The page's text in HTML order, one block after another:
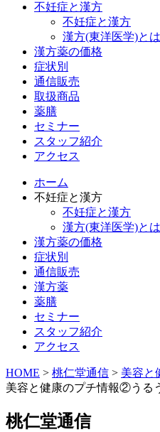
不妊症と漢方
不妊症と漢方
漢方(東洋医学)とは
漢方薬の価格
症状別
通信販売
取扱商品
薬膳
セミナー
スタッフ紹介
アクセス
ホーム
不妊症と漢方
不妊症と漢方
漢方(東洋医学)とは
漢方薬の価格
症状別
通信販売
漢方薬
薬膳
セミナー
スタッフ紹介
アクセス
HOME > 桃仁堂通信 > 美容と
美容と健康のプチ情報②うる
桃仁堂通信